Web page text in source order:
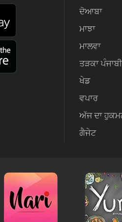
ਦੋਆਬਾ
ਮਾਝਾ
ਮਾਲਵਾ
ਤੜਕਾ ਪੰਜਾਬੀ
ਖੇਡ
ਵਪਾਰ
ਅੱਜ ਦਾ
ਗੈਜੇਟ